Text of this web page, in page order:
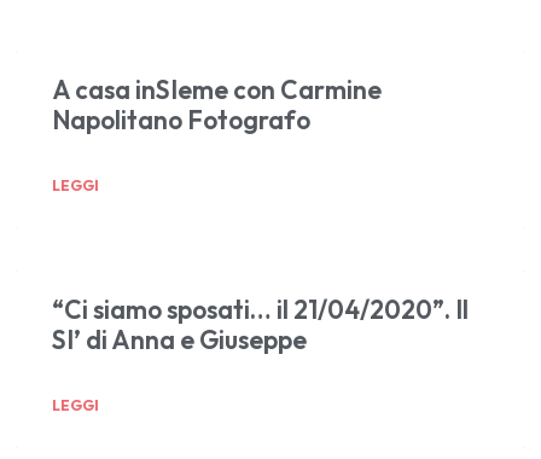
A casa inSIeme con Carmine
Napolitano Fotografo
LEGGI
“Ci siamo sposati… il 21/04/2020”. Il
SI’ di Anna e Giuseppe
LEGGI